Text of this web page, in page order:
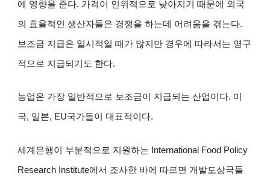
에 영향을 준다. 가격이 인위적으로 낮아지기 때문에 외국
의 효율적인 생산자들은 경쟁을 하는데 어려움을 겪는다.
보조금 지급은 일시적일 때가 많지만 경우에 따라서는 영구
적으로 지급되기도 한다.
농업은 가장 일반적으로 보조금이 지급되는 산업이다. 미
국, 일본, EU국가들이 대표적이다.
세계은행이 부분적으로 지원하는 International Food Policy
Research Institute에서 조사한 바에 따르면 개발도상국들